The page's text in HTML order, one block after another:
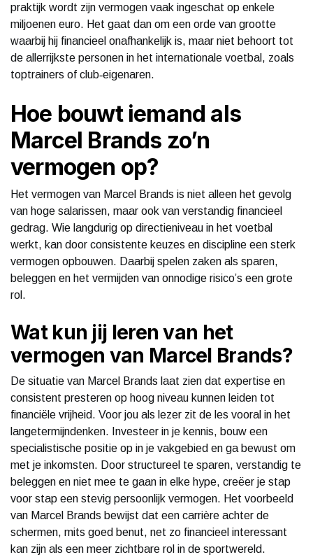
praktijk wordt zijn vermogen vaak ingeschat op enkele
miljoenen euro. Het gaat dan om een orde van grootte
waarbij hij financieel onafhankelijk is, maar niet behoort tot
de allerrijkste personen in het internationale voetbal, zoals
toptrainers of club‑eigenaren.
Hoe bouwt iemand als
Marcel Brands zo’n
vermogen op?
Het vermogen van Marcel Brands is niet alleen het gevolg
van hoge salarissen, maar ook van verstandig financieel
gedrag. Wie langdurig op directieniveau in het voetbal
werkt, kan door consistente keuzes en discipline een sterk
vermogen opbouwen. Daarbij spelen zaken als sparen,
beleggen en het vermijden van onnodige risico’s een grote
rol.
Wat kun jij leren van het
vermogen van Marcel Brands?
De situatie van Marcel Brands laat zien dat expertise en
consistent presteren op hoog niveau kunnen leiden tot
financiële vrijheid. Voor jou als lezer zit de les vooral in het
langetermijndenken. Investeer in je kennis, bouw een
specialistische positie op in je vakgebied en ga bewust om
met je inkomsten. Door structureel te sparen, verstandig te
beleggen en niet mee te gaan in elke hype, creëer je stap
voor stap een stevig persoonlijk vermogen. Het voorbeeld
van Marcel Brands bewijst dat een carrière achter de
schermen, mits goed benut, net zo financieel interessant
kan zijn als een meer zichtbare rol in de sportwereld.